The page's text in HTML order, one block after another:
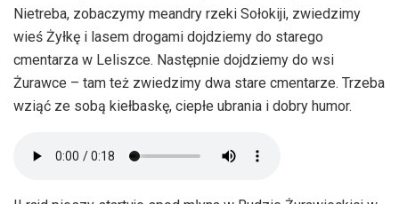
Nietreba, zobaczymy meandry rzeki Sołokiji, zwiedzimy
wieś Żyłkę i lasem drogami dojdziemy do starego
cmentarza w Leliszce. Następnie dojdziemy do wsi
Żurawce – tam też zwiedzimy dwa stare cmentarze. Trzeba
wziąć ze sobą kiełbaskę, ciepłe ubrania i dobry humor.